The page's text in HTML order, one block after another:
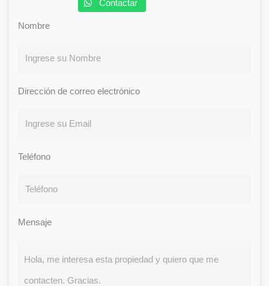
Contactar
Nombre
Dirección de correo electrónico
Teléfono
Mensaje